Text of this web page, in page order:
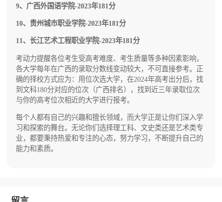
9、广西外国语学院-2023年181分
10、贵州城市职业学院-2023年181分
11、长江艺术工程职业学院-2023年181分
考动力提醒各位考生受高考难度、考生质量等多种因素影响，
各大学每年在广西的录取分数线变动较大，不可直接参考。正
确的择校方式应为：用位次选大学，在2024年高考出分后，找
到文科180分对应的位次（广西排名），找到近三年录取位次
与你的高考位次相近的大学进行报考。
每个人都有自己的兴趣和擅长领域，而大学正是让你们深入学
习和探索的舞台。无论你们选择理工科、文史类还是艺术类专
业，都要秉持热爱和专注的心态，努力学习，不断提升自己的
能力和素质。